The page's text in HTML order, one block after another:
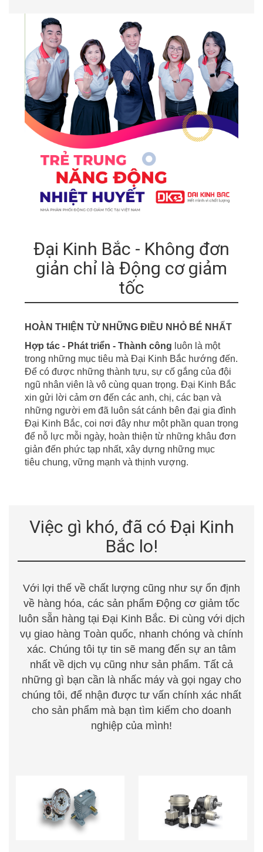
Đại Kinh Bắc - Không đơn
giản chỉ là Động cơ giảm
tốc
HOÀN THIỆN TỪ NHỮNG ĐIỀU NHỎ BÉ NHẤT
Hợp tác - Phát triển - Thành công luôn là một
trong những mục tiêu mà Đại Kinh Bắc hướng đến.
Để có được những thành tựu, sự cố gắng của đội
ngũ nhân viên là vô cùng quan trọng. Đại Kinh Bắc
xin gửi lời cảm ơn đến các anh, chị, các bạn và
những người em đã luôn sát cánh bên đại gia đình
Đại Kinh Bắc, coi nơi đây như một phần quan trọng
để nỗ lực mỗi ngày, hoàn thiện từ những khâu đơn
giản đến phức tạp nhất, xây dựng những mục
tiêu chung, vững mạnh và thịnh vượng.
Việc gì khó, đã có Đại Kinh
Bắc lo!
Với lợi thế về chất lượng cũng như sự ổn định
về hàng hóa, các sản phẩm Động cơ giảm tốc
luôn sẵn hàng tại Đại Kinh Bắc. Đi cùng với dịch
vụ giao hàngToàn quốc, nhanh chóng và chính
xác. Chúngtôi tự tin sẽ mang đến sự an tâm
nhất về dịch vụ cũng như sản phẩm. Tất cả
những gì bạn cần là nhấc máyvà gọi ngay cho
chúngtôi, để nhận được tư vấn chính xác nhất
cho sản phẩm mà bạn tìm kiếm cho doanh
nghiệp của mình!
HỘP GIẢM TỐC TRỤC
VÍT BÁNH VÍT
HỘP GIẢM TỐC HÀNH
TINH